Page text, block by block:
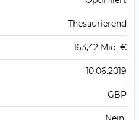
Thesaurierend
163,42 Mio. €
10.06.2019
GBP